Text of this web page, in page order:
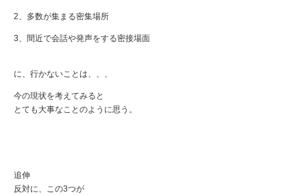
2、多数が集まる密集場所
3、間近で会話や発声をする密接場面
に、行かないことは、、、
今の現状を考えてみると
とても大事なことのように思う。
追伸
反対に、この3つが